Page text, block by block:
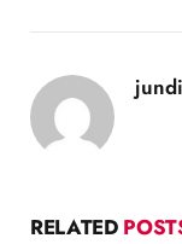
jundi
RELATED